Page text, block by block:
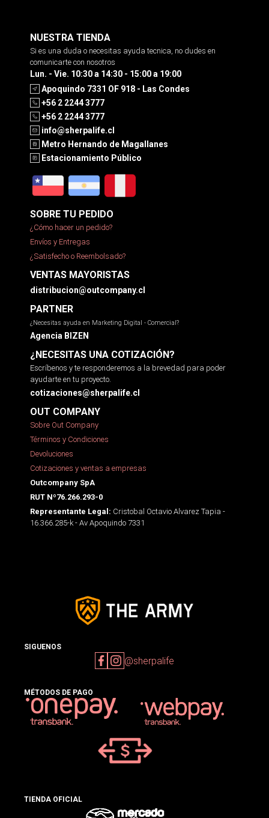
NUESTRA TIENDA
Si es una duda o necesitas ayuda tecnica, no dudes en
comunicarte con nosotros
Lun. - Vie. 10:30 a 14:30 - 15:00 a 19:00
Apoquindo 7331 OF 918 - Las Condes
+56 2 2244 3777
+56 2 2244 3777
info@sherpalife.cl
Metro Hernando de Magallanes
Estacionamiento Público
SOBRE TU PEDIDO
¿Cómo hacer un pedido?
Envíos y Entregas
¿Satisfecho o Reembolsado?
VENTAS MAYORISTAS
distribucion@outcompany.cl
PARTNER
¿Necesitas ayuda en Marketing Digital - Comercial?
Agencia BIZEN
¿NECESITAS UNA COTIZACIÓN?
Escríbenos y te responderemos a la brevedad para poder
ayudarte en tu proyecto.
cotizaciones@sherpalife.cl
OUT COMPANY
Sobre Out Company
Términos y Condiciones
Devoluciones
Cotizaciones y ventas a empresas
Outcompany SpA
RUT Nº76.266.293-0
Representante Legal: Cristobal Octavio Alvarez Tapia -
16.366.285-k - Av Apoquindo 7331
SIGUENOS
@sherpalife
MÉTODOS DE PAGO
TIENDA OFICIAL